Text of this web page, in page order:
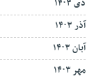
دی ۱۴۰۳
آذر ۱۴۰۳
آبان ۱۴۰۳
مهر ۱۴۰۳